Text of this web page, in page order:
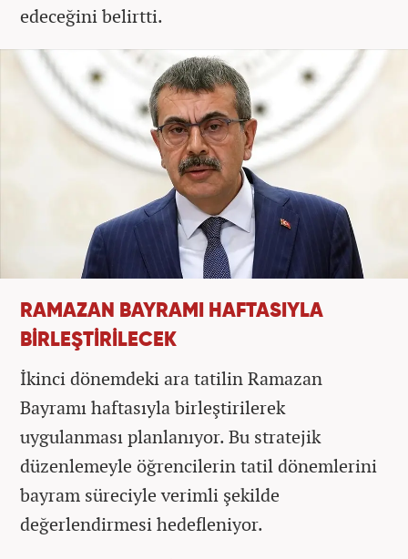
edeceğini belirtti.
RAMAZAN BAYRAMI HAFTASIYLA
BİRLEŞTİRİLECEK
İkinci dönemdeki ara tatilin Ramazan
Bayramı haftasıyla birleştirilerek
uygulanması planlanıyor. Bu stratejik
düzenlemeyle öğrencilerin tatil dönemlerini
bayram süreciyle verimli şekilde
değerlendirmesi hedefleniyor.